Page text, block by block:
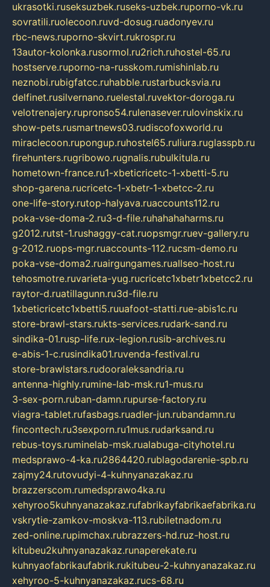
ukrasotki.ruseksuzbek.ruseks-uzbek.ruporno-vk.ru
sovratili.ruolecoon.ruvd-dosug.ruadonyev.ru
rbc-news.ruporno-skvirt.rukrospr.ru
13autor-kolonka.rusormol.ru2rich.ruhostel-65.ru
hostserve.ruporno-na-russkom.rumishinlab.ru
neznobi.rubigfatcc.ruhabble.rustarbucksvia.ru
delfinet.rusilvernano.ruelestal.ruvektor-doroga.ru
velotrenajery.rupronso54.rulenasever.rulovinskix.ru
show-pets.rusmartnews03.rudiscofoxworld.ru
miraclecoon.rupongup.ruhostel65.ruliura.ruglasspb.ru
firehunters.rugribowo.rugnalis.rubulkitula.ru
hometown-france.ru1-xbeticricetc-1-xbetti-5.ru
shop-garena.rucricetc-1-xbetr-1-xbetcc-2.ru
one-life-story.rutop-halyava.ruaccounts112.ru
poka-vse-doma-2.ru3-d-file.ruhahahaharms.ru
g2012.rutst-1.rushaggy-cat.ruopsmgr.ruev-gallery.ru
g-2012.ruops-mgr.ruaccounts-112.rucsm-demo.ru
poka-vse-doma2.ruairgungames.ruallseo-host.ru
tehosmotre.ruvarieta-yug.rucricetc1xbetr1xbetcc2.ru
raytor-d.ruatillagunn.ru3d-file.ru
1xbeticricetc1xbetti5.ruuafoot-statti.rue-abis1c.ru
store-brawl-stars.rukts-services.rudark-sand.ru
sindika-01.rusp-life.rux-legion.rusib-archives.ru
e-abis-1-c.rusindika01.ruvenda-festival.ru
store-brawlstars.rudooraleksandria.ru
antenna-highly.rumine-lab-msk.ru1-mus.ru
3-sex-porn.ruban-damn.rupurse-factory.ru
viagra-tablet.rufasbags.ruadler-jun.rubandamn.ru
fincontech.ru3sexporn.ru1mus.rudarksand.ru
rebus-toys.ruminelab-msk.rualabuga-cityhotel.ru
medsprawo-4-ka.ru2864420.rublagodarenie-spb.ru
zajmy24.rutovudyi-4-kuhnyanazakaz.ru
brazzerscom.rumedsprawo4ka.ru
xehyroo5kuhnyanazakaz.rufabrikayfabrikaefabrika.ru
vskrytie-zamkov-moskva-113.rubiletnadom.ru
zed-online.rupimchax.rubrazzers-hd.ruz-host.ru
kitubeu2kuhnyanazakaz.runaperekate.ru
kuhnyaofabrikaufabrik.rukitubeu-2-kuhnyanazakaz.ru
xehyroo-5-kuhnyanazakaz.rucs-68.ru